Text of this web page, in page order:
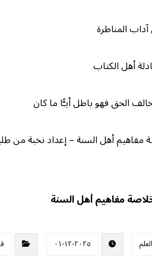
أهل السنة – إعداد نخبة من طلبة
مفاهيم أهل السنة
٢٠٢٥-١٢-٠١